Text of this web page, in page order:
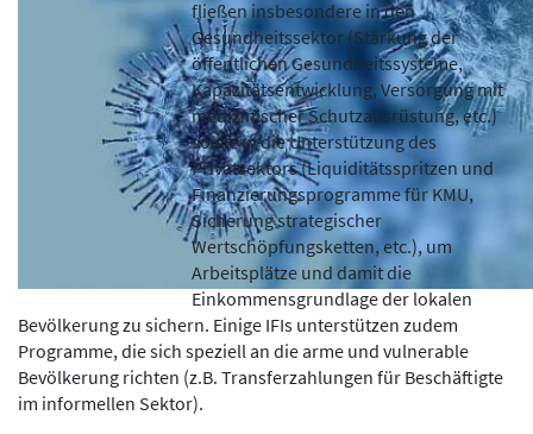
fließen insbesondere in den
Gesundheitssektor (Stärkung der
öffentlichen Gesundheitssysteme,
Kapazitätsentwicklung, Versorgung mit
medizinischer Schutzausrüstung, etc.)
sowie in die Unterstützung des
Privatsektors (Liquiditätsspritzen und
Finanzierungsprogramme für KMU,
Sicherung strategischer
Wertschöpfungsketten, etc.), um
Arbeitsplätze und damit die
Einkommensgrundlage der lokalen
Bevölkerung zu sichern. Einige IFIs unterstützen zudem
Programme, die sich speziell an die arme und vulnerable
Bevölkerung richten (z.B. Transferzahlungen für Beschäftigte
im informellen Sektor).